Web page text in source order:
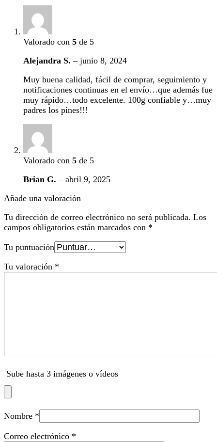
Valorado con 5 de 5
Alejandra S.– junio 8, 2024
Muy buena calidad, fácil de comprar, seguimiento y
notificaciones continuas en el envío…que además fue
muy rápido…todo excelente. 100g confiable y…muy
padres los pines!!!
Valorado con 5 de 5
Brian G.– abril 9, 2025
Añade una valoración
Tu dirección de correo electrónico no será publicada. Los
campos obligatorios están marcados con *
Tu puntuación
Tu valoración *
Sube hasta 3 imágenes o vídeos
Nombre *
Correo electrónico *